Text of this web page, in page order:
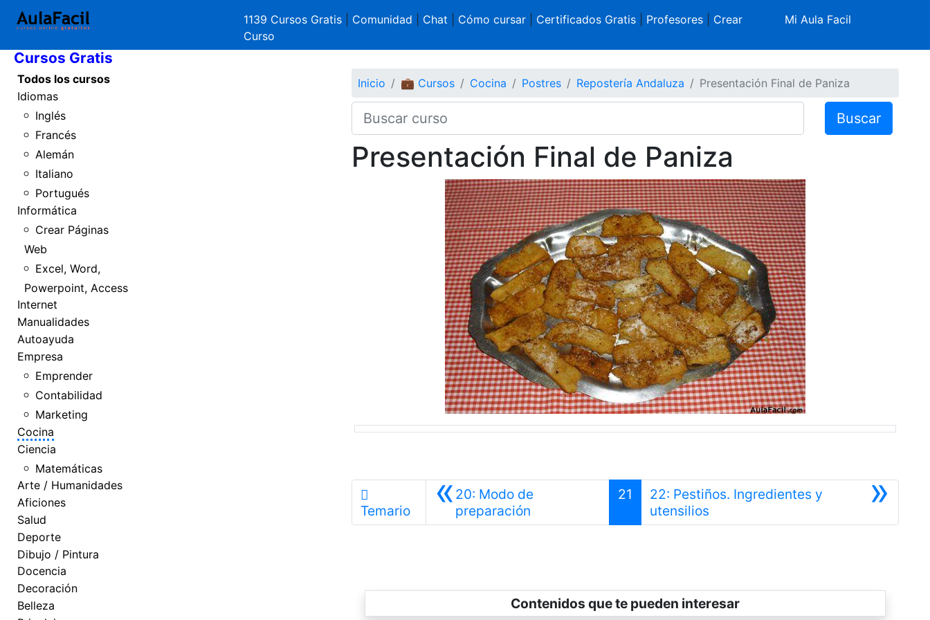
1139 Cursos Gratis Comunidad Chat Cómo cursar| Certificados Gratis| Profesores| Crear
Curso
Mi Aula Facil
Inicio
Cursos Gratis
Todos los cursos
Idiomas
Inglés
Francés
Alemán
Italiano
Portugués
Informática
Crear Páginas
Web
Excel, Word,
Powerpoint, Access
Internet
Manualidades
Autoayuda
Empresa
Emprender
Contabilidad
Marketing
Cocina
Ciencia
Matemáticas
Arte / Humanidades
Aficiones
Salud
Deporte
Dibujo / Pintura
Docencia
Decoración
Belleza
Inicio 💼 Cursos Cocina Postres Repostería Andaluza Presentación Final de Paniza
Buscar
Presentación Final de Paniza
Temario «20: Modo de
preparaciónAnterior
21 »
22: Pestiños. Ingredientes y
utensiliosSiguiente
Contenidos que te pueden interesar